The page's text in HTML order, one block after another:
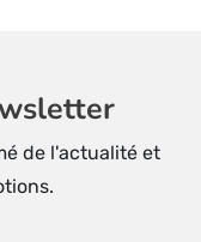
de l'actualité et